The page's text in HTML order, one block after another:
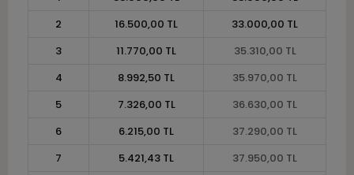
2
16.500,00 TL
33.000,00 TL
3
11.770,00 TL
35.310,00 TL
4
8.992,50 TL
35.970,00 TL
5
7.326,00 TL
36.630,00 TL
6
6.215,00 TL
37.290,00 TL
7
5.421,43 TL
37.950,00 TL